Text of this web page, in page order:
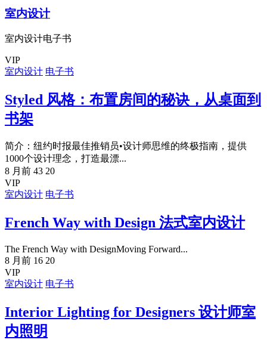
室内设计
室内设计电子书
VIP
室内设计 电子书
Styled 风格：布置房间的秘诀，从桌面到
书架
简介：纽约时报最佳推销员•设计师思维的终极指南，提供
1000个设计理念，打造最漂...
8 月前 43 20
VIP
室内设计 电子书
French Way with Design 法式室内设计
The French Way with DesignMoving Forward...
8 月前 16 20
VIP
室内设计 电子书
Interior Lighting for Designers 设计师室
内照明